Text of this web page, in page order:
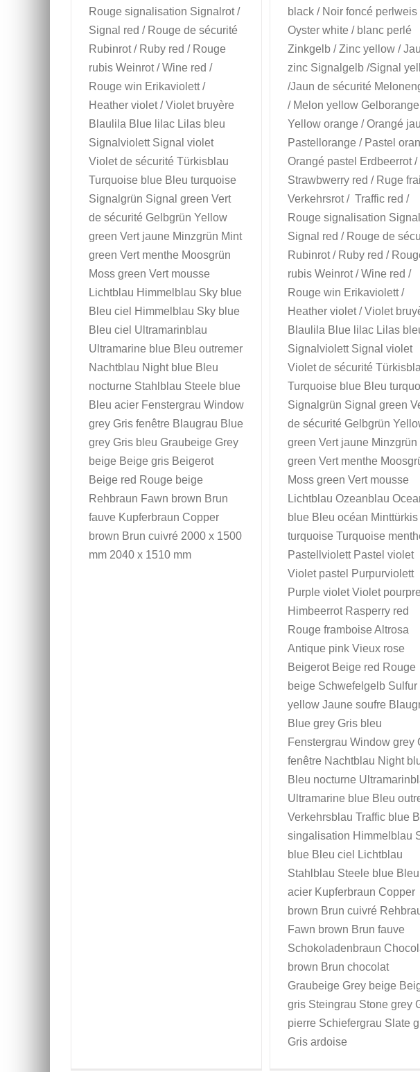
Rouge signalisation Signalrot /
Signal red / Rouge de sécurité
Rubinrot / Ruby red / Rouge
rubis Weinrot / Wine red /
Rouge win Erikaviolett /
Heather violet / Violet bruyère
Blaulila Blue lilac Lilas bleu
Signalviolett Signal violet
Violet de sécurité Türkisblau
Turquoise blue Bleu turquoise
Signalgrün Signal green Vert
de sécurité Gelbgrün Yellow
green Vert jaune Minzgrün Mint
green Vert menthe Moosgrün
Moss green Vert mousse
Lichtblau Himmelblau Sky blue
Bleu ciel Himmelblau Sky blue
Bleu ciel Ultramarinblau
Ultramarine blue Bleu outremer
Nachtblau Night blue Bleu
nocturne Stahlblau Steele blue
Bleu acier Fenstergrau Window
grey Gris fenêtre Blaugrau Blue
grey Gris bleu Graubeige Grey
beige Beige gris Beigerot
Beige red Rouge beige
Rehbraun Fawn brown Brun
fauve Kupferbraun Copper
brown Brun cuivré 2000 x 1500
mm 2040 x 1510 mm
black / Noir foncé perlweis
Oyster white / blanc perlé
Zinkgelb / Zinc yellow /
zinc Signalgelb /Signal
/Jaun de sécurité
/ Melon yellow
Yellow orange / Orangé
Pastellorange / Pastel
Orangé pastel Erdbeerrot /
Strawbwerry red / Ruge
Verkehrsrot / Traffic red /
Rouge signalisation
Signal red / Rouge de
Rubinrot / Ruby red /
rubis Weinrot / Wine red /
Rouge win Erikaviolett /
Heather violet / Violet
Blaulila Blue lilac Lilas
Signalviolett Signal violet
Violet de sécurité
Turquoise blue Bleu
Signalgrün Signal green
de sécurité Gelbgrün
green Vert jaune Minzgrün
green Vert menthe
Moss green Vert mousse
Lichtblau Ozeanblau
blue Bleu océan Minttürkis
turquoise Turquoise
Pastellviolett Pastel violet
Violet pastel Purpurviolett
Purple violet Violet pourpre
Himbeerrot Rasperry red
Rouge framboise Altrosa
Antique pink Vieux rose
Beigerot Beige red Rouge
beige Schwefelgelb Sulfur
yellow Jaune soufre
Blue grey Gris bleu
Fenstergrau Window grey
fenêtre Nachtblau Night
Bleu nocturne
Ultramarine blue Bleu
Verkehrsblau Traffic blue
singalisation Himmelblau
blue Bleu ciel Lichtblau
Stahlblau Steele blue Bleu
acier Kupferbraun Copper
brown Brun cuivré
Fawn brown Brun fauve
Schokoladenbraun
brown Brun chocolat
Graubeige Grey beige
gris Steingrau Stone grey
pierre Schiefergrau Slate
Gris ardoise